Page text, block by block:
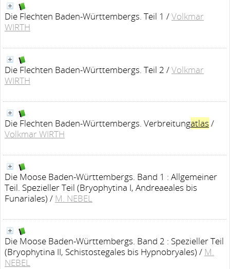
Die Flechten Baden-Württembergs. Teil 1 /Volkmar
WIRTH
Die Flechten Baden-Württembergs. Teil 2 /Volkmar
WIRTH
Die Flechten Baden-Württembergs. Verbreitungatlas /
Volkmar WIRTH
Die Moose Baden-Württembergs. Band 1 : Allgemeiner
Teil. Spezieller Teil (Bryophytina I, Andreaeales bis
Funariales) / M. NEBEL
Die Moose Baden-Württembergs. Band 2 : Spezieller Teil
(Bryophytina II, Schistostegales bis Hypnobryales) / M.
NEBEL